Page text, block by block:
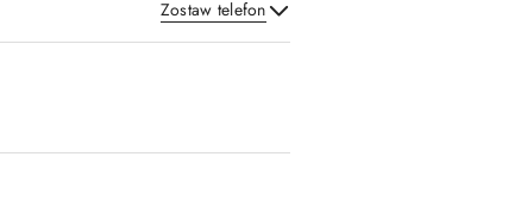
Zostaw telefon
Wyślij